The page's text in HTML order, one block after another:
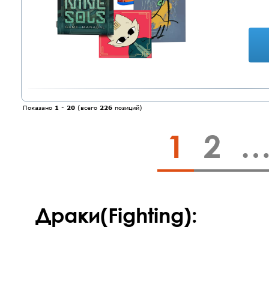
Показано 1 - 20 (всего 226 позиций)
1 2
Драки(Fighting):